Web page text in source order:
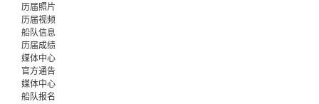
历届照片
历届视频
船队信息
历届成绩
媒体中心
官方通告
媒体中心
船队报名